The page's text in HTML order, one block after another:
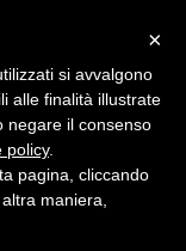
Umbria
×
si avvalgono
alle finalità illustrate
negare il consenso
policy.
pagina, cliccando
maniera,